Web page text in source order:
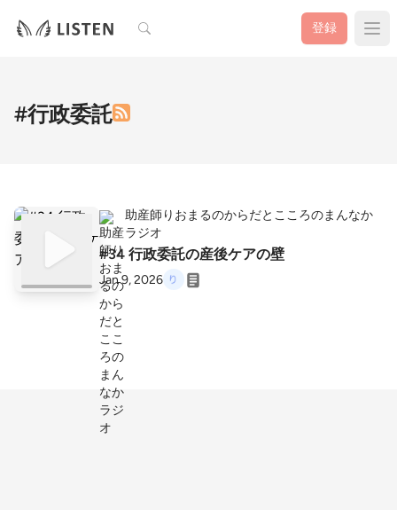
検索 登録
#行政委託
助産師りおまるのからだとこころのまんなか
ラジオ
#34 行政委託の産後ケアの壁
Jan 9, 2026